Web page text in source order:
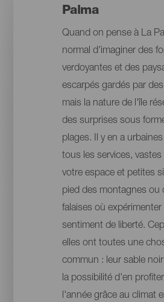
Palma
Quand on pense à La
normal d'imaginer des
verdoyantes et des
escarpés gardés par
mais la nature de l'île
des surprises sous
plages. Il y en a
tous les services,
votre espace et petites
pied des montagnes ou
falaises où expérimenter
sentiment de liberté.
elles ont toutes une
commun : leur sable
la possibilité d'en
l'année grâce au climat